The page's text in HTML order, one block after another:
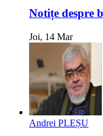
Notițe despre
Joi, 14 Mar
Andrei PLEȘU